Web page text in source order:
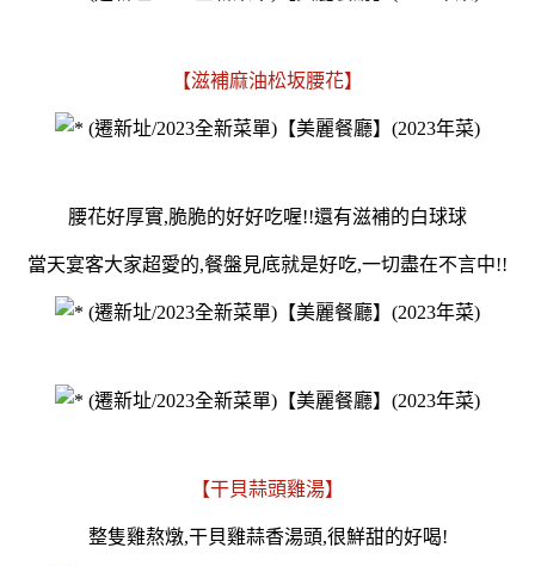
【滋補麻油松坂腰花】
腰花好厚實,脆脆的好好吃喔!!還有滋補的白球球
當天宴客大家超愛的,餐盤見底就是好吃,一切盡在不言中!!
【干貝蒜頭雞湯】
整隻雞熬燉,干貝雞蒜香湯頭,很鮮甜的好喝!